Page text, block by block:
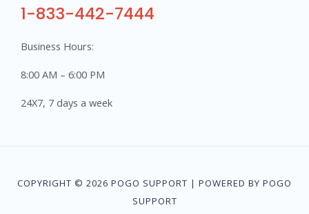
1-833-442-7444
Business Hours:
8:00 AM – 6:00 PM
24X7, 7 days a week
COPYRIGHT © 2026 POGO SUPPORT | POWERED BY POGO
SUPPORT